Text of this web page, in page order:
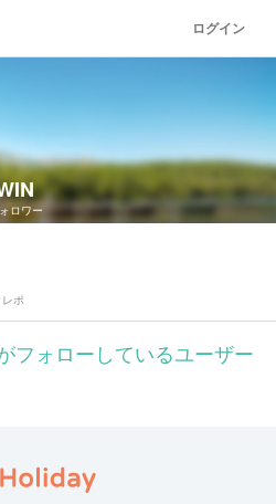
ログイン
ロワー
レポ
フォローしているユーザー